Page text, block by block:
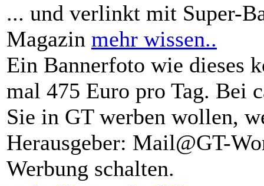
... und verlinkt mit Super-
Magazin mehr wissen..
Ein Bannerfoto wie dieses
mal 475 Euro pro Tag. Bei
Sie in GT werben wollen,
Herausgeber: Mail@GT-
Werbung schalten.